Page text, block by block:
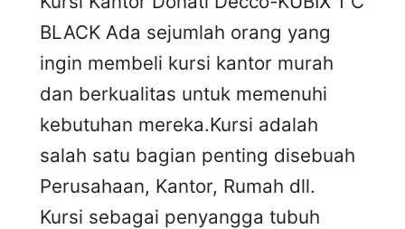
BLACK Ada sejumlah orang yang
ingin membeli kursi kantor murah
dan berkualitas untuk memenuhi
kebutuhan mereka.Kursi adalah
salah satu bagian penting disebuah
Perusahaan, Kantor, Rumah dll.
Kursi sebagai penyangga tubuh